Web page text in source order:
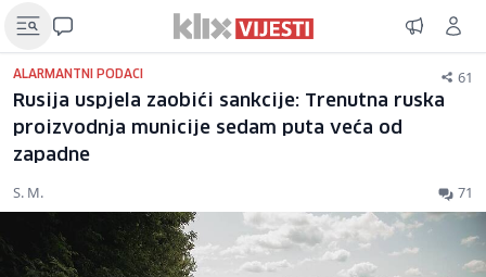
ALARMANTNI PODACI 61
Rusija uspjela zaobići sankcije: Trenutna ruska
proizvodnja municije sedam puta veća od
zapadne
S. M. 71